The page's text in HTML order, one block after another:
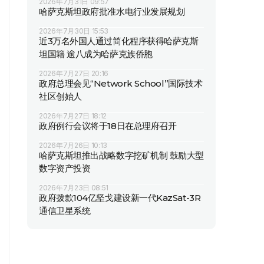
哈萨克斯坦政府批准水电行业发展规划
2026年7月30日 15:53
近3万名外国人通过简化程序获得哈萨克斯
坦国籍 逾八成为哈萨克族侨胞
2026年7月27日 20:16
政府总理会见“Network School”国际技术
社区创始人
2026年7月27日 18:12
政府例行会议将于18日在总理府召开
2026年7月26日 10:13
哈萨克斯坦推出战略数字挖矿机制 鼓励大型
数字资产投资
2026年7月23日 08:51
政府拨款104亿坚戈建设新一代KazSat-3R
通信卫星系统